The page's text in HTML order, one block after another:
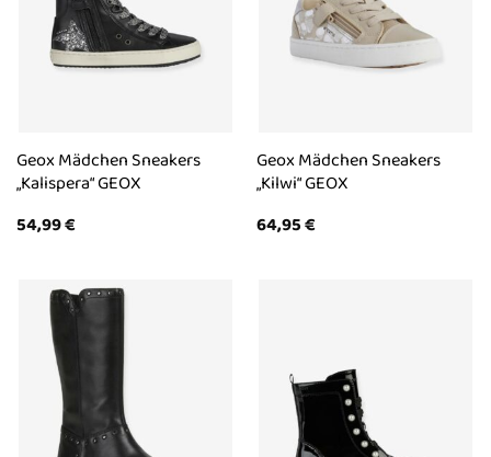
Geox Mädchen Sneakers
„Kalispera“ GEOX
54,99€
Geox Mädchen Sneakers
„Kilwi“ GEOX
64,95€